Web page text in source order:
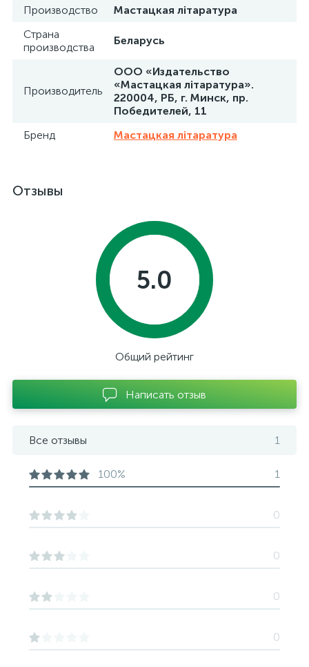
Производство
Мастацкая лiтаратура
Страна
производства
Беларусь
Производитель
ООО «Издательство
«Мастацкая літаратура».
220004, РБ, г. Минск, пр.
Победителей, 11
Бренд
Мастацкая лiтаратура
Отзывы
5.0
Общий рейтинг
Написать отзыв
Все отзывы 1
100% 1
0
0
0
0